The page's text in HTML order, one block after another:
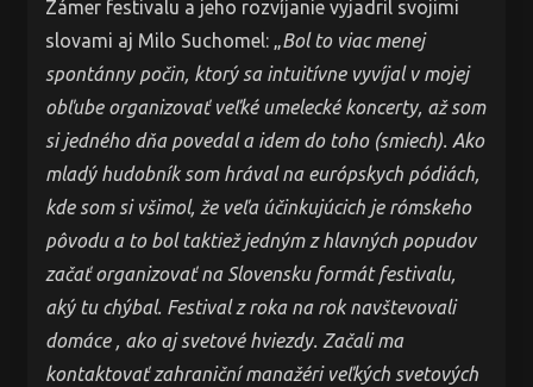
Zámer festivalu a jeho rozvíjanie vyjadril svojimi
slovami aj Milo Suchomel: „Bol to viac menej
spontánny počin, ktorý sa intuitívne vyvíjal v mojej
obľube organizovať veľké umelecké koncerty, až som
si jedného dňa povedal a idem do toho (smiech). Ako
mladý hudobník som hrával na európskych pódiách,
kde som si všimol, že veľa účinkujúcich je rómskeho
pôvodu a to bol taktiež jedným z hlavných popudov
začať organizovať na Slovensku formát festivalu,
aký tu chýbal. Festival z roka na rok navštevovali
domáce , ako aj svetové hviezdy. Začali ma
kontaktovať zahraniční manažéri veľkých svetových